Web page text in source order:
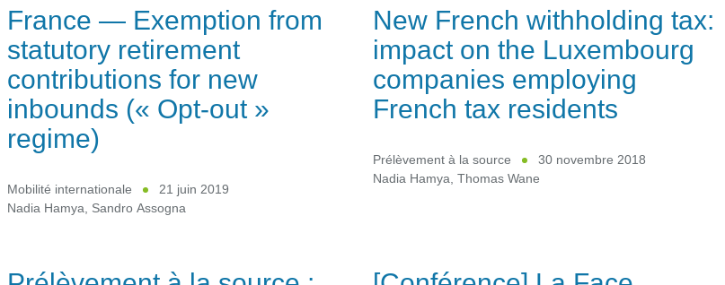
France — Exemption from
statutory retirement
contributions for new
inbounds (« Opt-out »
regime)
Mobilité internationale
21 juin 2019
Nadia Hamya, Sandro Assogna
New French withholding tax:
impact on the Luxembourg
companies employing
French tax residents
Prélèvement à la source
30 novembre 2018
Nadia Hamya, Thomas Wane